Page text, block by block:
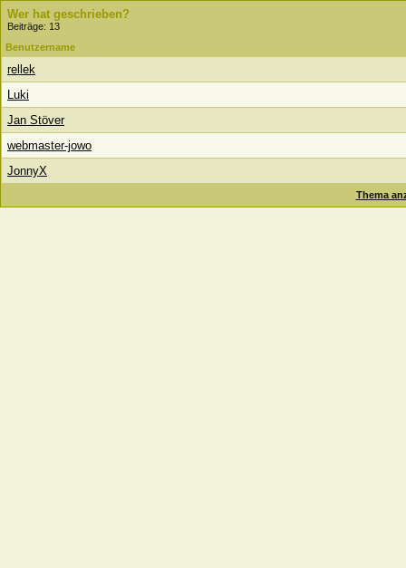
Wer hat geschrieben?
Beiträge: 13
Benutzername
rellek
Luki
Jan Stöver
webmaster-jowo
JonnyX
Thema